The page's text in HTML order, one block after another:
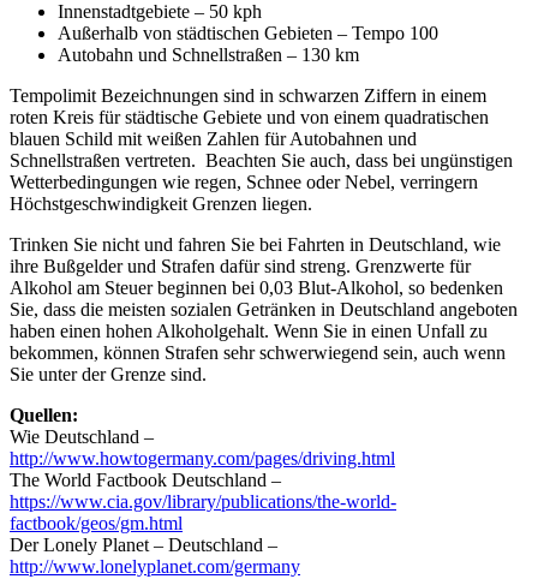
Innenstadtgebiete – 50 kph
Außerhalb von städtischen Gebieten – Tempo 100
Autobahn und Schnellstraßen – 130 km
Tempolimit Bezeichnungen sind in schwarzen Ziffern in einem
roten Kreis für städtische Gebiete und von einem quadratischen
blauen Schild mit weißen Zahlen für Autobahnen und
Schnellstraßen vertreten. Beachten Sie auch, dass bei ungünstigen
Wetterbedingungen wie regen, Schnee oder Nebel, verringern
Höchstgeschwindigkeit Grenzen liegen.
Trinken Sie nicht und fahren Sie bei Fahrten in Deutschland, wie
ihre Bußgelder und Strafen dafür sind streng. Grenzwerte für
Alkohol am Steuer beginnen bei 0,03 Blut-Alkohol, so bedenken
Sie, dass die meisten sozialen Getränken in Deutschland angeboten
haben einen hohen Alkoholgehalt. Wenn Sie in einen Unfall zu
bekommen, können Strafen sehr schwerwiegend sein, auch wenn
Sie unter der Grenze sind.
Quellen:
Wie Deutschland –
http://www.howtogermany.com/pages/driving.html
The World Factbook Deutschland –
https://www.cia.gov/library/publications/the-world-
factbook/geos/gm.html
Der Lonely Planet – Deutschland –
http://www.lonelyplanet.com/germany